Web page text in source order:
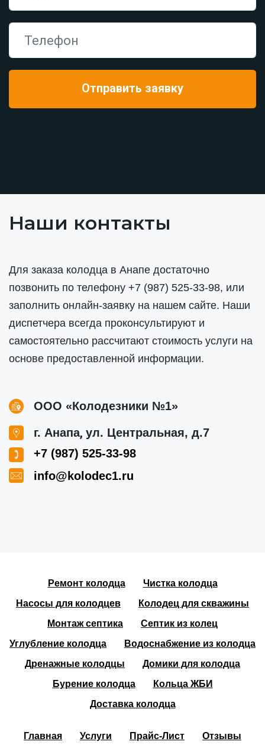
Наши контакты
Для заказа колодца в Анапе достаточно
позвонить по телефону +7 (987) 525-33-98, или
заполнить онлайн-заявку на нашем сайте. Наши
диспетчера всегда проконсультируют и
самостоятельно рассчитают стоимость услуги на
основе предоставленной информации.
ООО «Колодезники №1»
г. Анапа, ул. Центральная, д.7
+7 (987) 525-33-98
info@kolodec1.ru
Ремонт колодца
Чистка колодца
Насосы для колодцев
Колодец для скважины
Монтаж септика
Септик из колец
Углубление колодца
Водоснабжение из колодца
Дренажные колодцы
Домики для колодца
Бурение колодца
Кольца ЖБИ
Доставка колодца
Главная Услуги Прайс-Лист Отзывы